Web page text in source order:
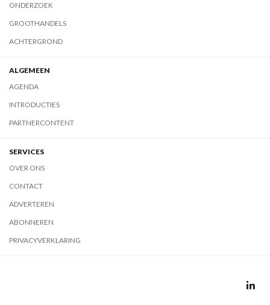
ONDERZOEK
GROOTHANDELS
ACHTERGROND
ALGEMEEN
AGENDA
INTRODUCTIES
PARTNERCONTENT
SERVICES
OVER ONS
CONTACT
ADVERTEREN
ABONNEREN
PRIVACYVERKLARING